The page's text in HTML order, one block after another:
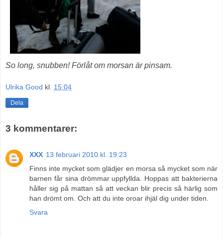
So long, snubben! Förlåt om morsan är pinsam.
Ulrika Good kl. 15:04
Dela
3 kommentarer:
XXX 13 februari 2010 kl. 19:23
Finns inte mycket som glädjer en morsa så mycket som när
barnen får sina drömmar uppfyllda. Hoppas att bakterierna
håller sig på mattan så att veckan blir precis så härlig som
han drömt om. Och att du inte oroar ihjäl dig under tiden.
Svara